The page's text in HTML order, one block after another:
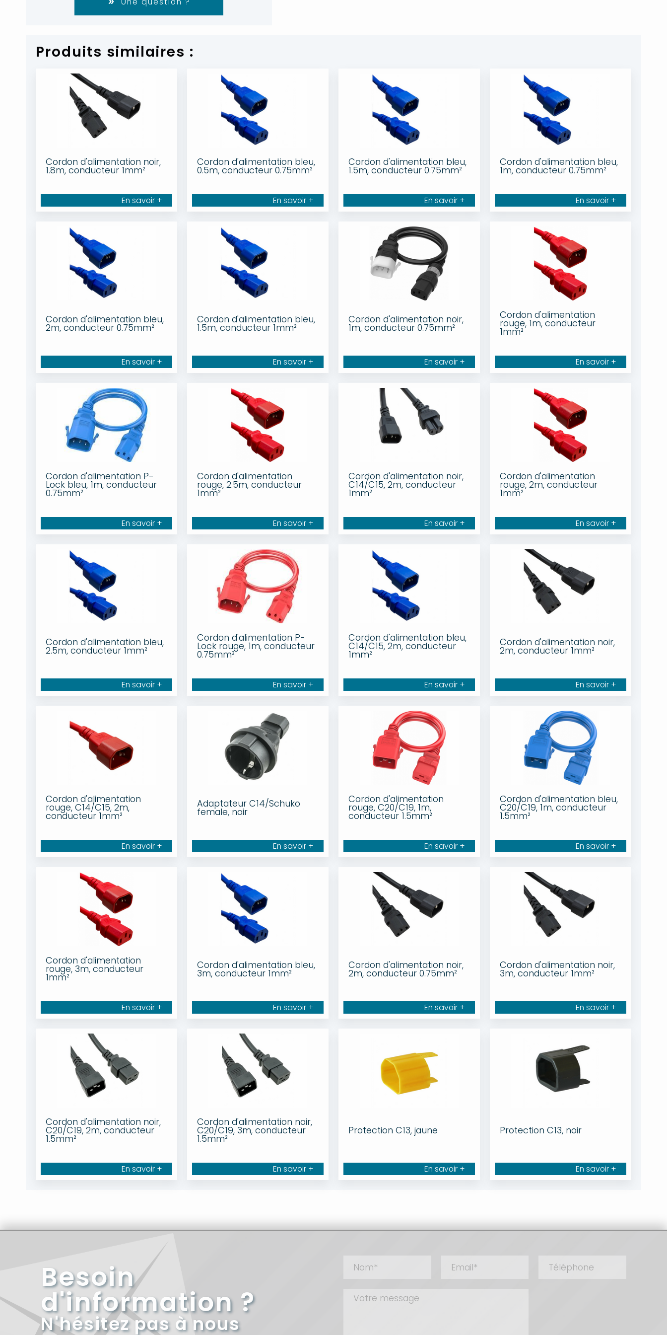
Produits similaires :
Cordon d'alimentation noir,
1.8m, conducteur 1mm²
En savoir +
Cordon d'alimentation bleu,
0.5m, conducteur 0.75mm²
En savoir +
Cordon d'alimentation bleu,
1.5m, conducteur 0.75mm²
En savoir +
Cordon d'alimentation bleu,
1m, conducteur 0.75mm²
En savoir +
Cordon d'alimentation bleu,
2m, conducteur 0.75mm²
En savoir +
Cordon d'alimentation bleu,
1.5m, conducteur 1mm²
En savoir +
Cordon d'alimentation noir,
1m, conducteur 0.75mm²
En savoir +
Cordon d'alimentation
rouge, 1m, conducteur
1mm²
En savoir +
Cordon d'alimentation P-
Lock bleu, 1m, conducteur
0.75mm²
En savoir +
Cordon d'alimentation
rouge, 2.5m, conducteur
1mm²
En savoir +
Cordon d'alimentation noir,
C14/C15, 2m, conducteur
1mm²
En savoir +
Cordon d'alimentation
rouge, 2m, conducteur
1mm²
En savoir +
Cordon d'alimentation bleu,
2.5m, conducteur 1mm²
En savoir +
Cordon d'alimentation P-
Lock rouge, 1m, conducteur
0.75mm²
En savoir +
Cordon d'alimentation bleu,
C14/C15, 2m, conducteur
1mm²
En savoir +
Cordon d'alimentation noir,
2m, conducteur 1mm²
En savoir +
Cordon d'alimentation
rouge, C14/C15, 2m,
conducteur 1mm²
En savoir +
Adaptateur C14/Schuko
female, noir
En savoir +
Cordon d'alimentation
rouge, C20/C19, 1m,
conducteur 1.5mm²
En savoir +
Cordon d'alimentation bleu,
C20/C19, 1m, conducteur
1.5mm²
En savoir +
Cordon d'alimentation
rouge, 3m, conducteur
1mm²
En savoir +
Cordon d'alimentation bleu,
3m, conducteur 1mm²
En savoir +
Cordon d'alimentation noir,
2m, conducteur 0.75mm²
En savoir +
Cordon d'alimentation noir,
3m, conducteur 1mm²
En savoir +
Cordon d'alimentation noir,
C20/C19, 2m, conducteur
1.5mm²
En savoir +
Cordon d'alimentation noir,
C20/C19, 3m, conducteur
1.5mm²
En savoir +
Protection C13, jaune
En savoir +
Protection C13, noir
En savoir +
Besoin
d'information ?
N'hésitez pas à nous